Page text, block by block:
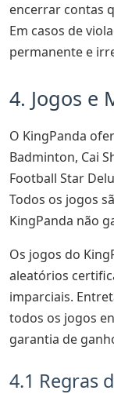
encerrar contas
Em casos de
permanente e
4. Jogos e
O KingPanda
Badminton, Cai
Football Star
Todos os jogos
KingPanda não
Os jogos do
aleatórios
imparciais.
todos os jogos
garantia de
4.1 Regras